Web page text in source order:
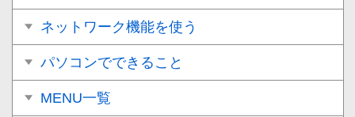
ネットワーク機能を使う
パソコンでできること
MENU一覧